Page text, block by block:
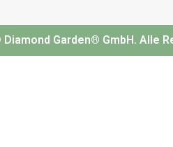
Diamond Garden® GmbH. Alle